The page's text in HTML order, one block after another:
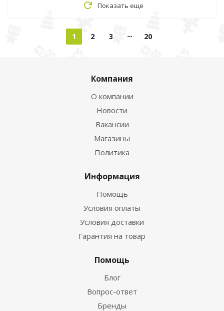
Показать еще
1 2 3 20
Компания
О компании
Новости
Вакансии
Магазины
Политика
Информация
Помощь
Условия оплаты
Условия доставки
Гарантия на товар
Помощь
Блог
Вопрос-ответ
Бренды